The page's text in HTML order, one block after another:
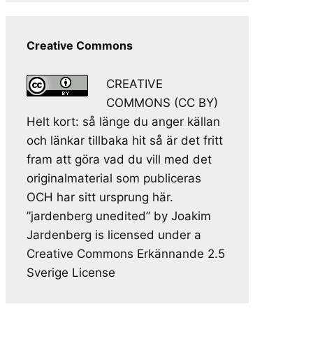
Creative Commons
CREATIVE
COMMONS (CC BY)
Helt kort: så länge du anger källan
och länkar tillbaka hit så är det fritt
fram att göra vad du vill med det
originalmaterial som publiceras
OCH har sitt ursprung här.
”jardenberg unedited” by Joakim
Jardenberg is licensed under a
Creative Commons Erkännande 2.5
Sverige License